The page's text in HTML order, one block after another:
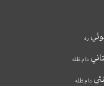
ره
دام ظله
دام ظله